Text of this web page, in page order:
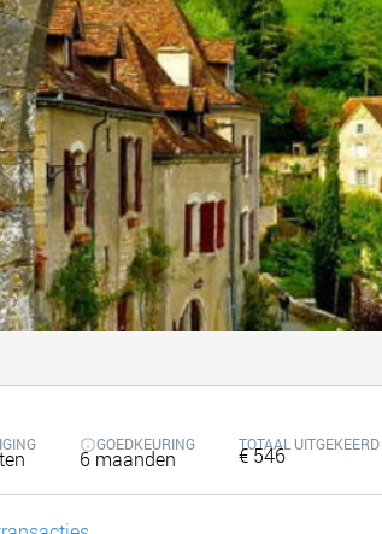
GOEDKEURING
6 maanden
TOTAAL UITGEKEERD
€ 546